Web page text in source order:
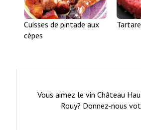
Cuisses de pintade aux
cèpes
Vous aimez le vin Château
Rouy? Donnez-nous